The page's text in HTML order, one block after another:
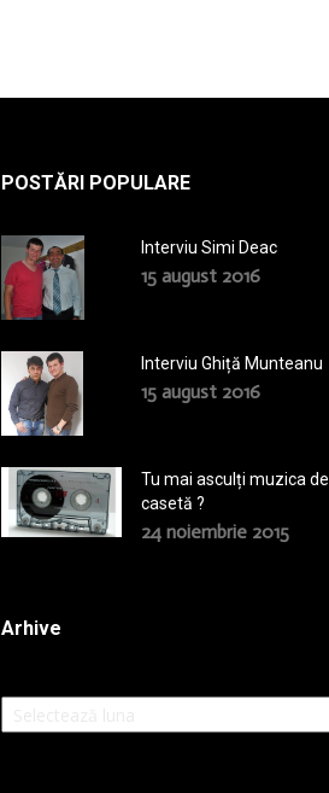
POSTĂRI POPULARE
Interviu Simi Deac
15 august 2016
Interviu Ghiță Munteanu
15 august 2016
Tu mai asculți muzica
casetă ?
24 noiembrie 2015
Arhive
Arhive